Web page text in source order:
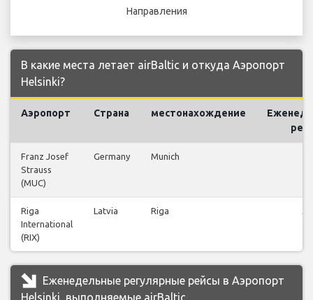
Направления
В какие места летает airBaltic и откуда Аэропорт
Helsinki?
Аэропорт Страна местонахождение
Franz Josef
Strauss
(MUC)
Germany Munich
Riga
International
(RIX)
Latvia Riga 53
Еженедельные регулярные рейсы в Аэропорт
Helsinki, выполняемые airBaltic